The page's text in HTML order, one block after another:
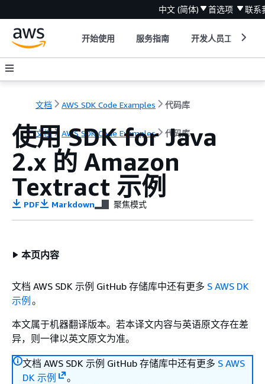
中文 (简体) 首选项 联系
开始使用 服务指南 开发人员工具
文档 AWS SDK Code Examples 代码库
文档 AWS SDK Code Examples 代码库
使用 SDK for Java
2.x 的 Amazon
Textract 示例
PDF Markdown 聚焦模式
本页内容
文档 AWS SDK 示例 GitHub 存储库中还有更多 S AWS DK
示例 。
本文属于机器翻译版本。若本译文内容与英语原文存在差
异，则一律以英文原文为准。
文档 AWS SDK 示例 GitHub 存储库中还有更多 S AWS
DK 示例
。